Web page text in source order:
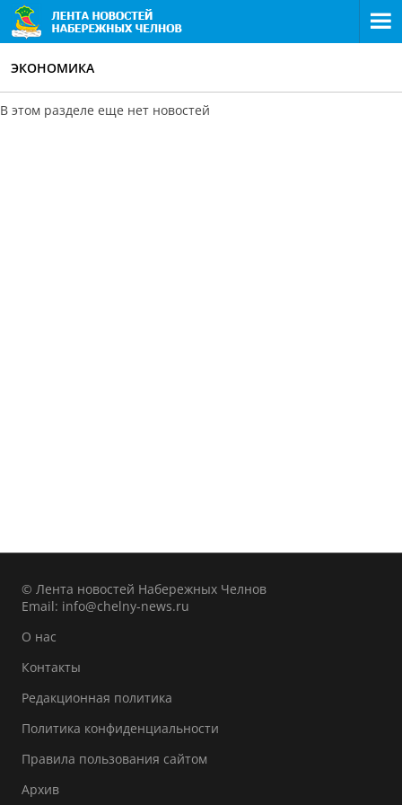
ЭКОНОМИКА
В этом разделе еще нет новостей
© Лента новостей Набережных Челнов
Email: info@chelny-news.ru
О нас
Контакты
Редакционная политика
Политика конфиденциальности
Правила пользования сайтом
Архив